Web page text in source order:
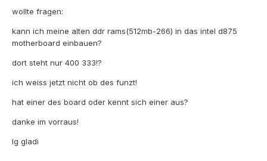
wollte fragen:
kann ich meine alten ddr rams(512mb-266) in das intel d875
motherboard einbauen?
dort steht nur 400 333!?
ich weiss jetzt nicht ob des funzt!
hat einer des board oder kennt sich einer aus?
danke im vorraus!
lg gladi